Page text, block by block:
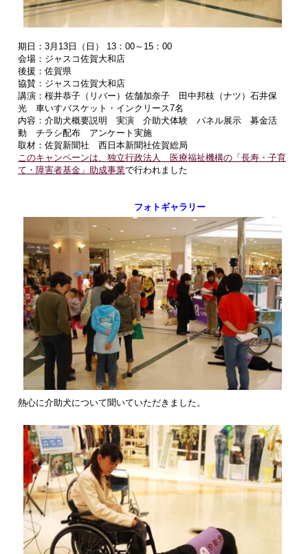
期日：3月13日（日） 13：00～15：00
会場：ジャスコ佐賀大和店
後援：佐賀県
協賛：ジャスコ佐賀大和店
講演：桜井恭子（リバー）佐舗加奈子 田中邦枝（ナツ）石井保
光 車いすバスケット・インクリース7名
内容：介助犬概要説明 実演 介助犬体験 パネル展示 募金活
動 チラシ配布 アンケート実施
取材：佐賀新聞社 西日本新聞社佐賀総局
このキャンペーンは、 独立行政法人 医療福祉機構の「長寿・子育
て・障害者基金」助成事業で行われました
フォトギャラリー
熱心に介助犬について聞いていただきました。